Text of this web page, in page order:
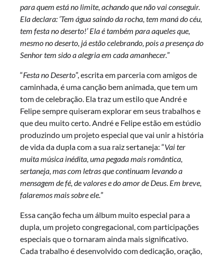
para quem está no limite, achando que não vai conseguir.
Ela declara: ‘Tem água saindo da rocha, tem maná do céu,
tem festa no deserto!’ Ela é também para aqueles que,
mesmo no deserto, já estão celebrando, pois a presença do
Senhor tem sido a alegria em cada amanhecer.”
“Festa no Deserto”, escrita em parceria com amigos de
caminhada, é uma canção bem animada, que tem um
tom de celebração. Ela traz um estilo que André e
Felipe sempre quiseram explorar em seus trabalhos e
que deu muito certo. André e Felipe estão em estúdio
produzindo um projeto especial que vai unir a história
de vida da dupla com a sua raiz sertaneja: “Vai ter
muita música inédita, uma pegada mais romântica,
sertaneja, mas com letras que continuam levando a
mensagem de fé, de valores e do amor de Deus. Em breve,
falaremos mais sobre ele.”
Essa canção fecha um álbum muito especial para a
dupla, um projeto congregacional, com participações
especiais que o tornaram ainda mais significativo.
Cada trabalho é desenvolvido com dedicação, oração,